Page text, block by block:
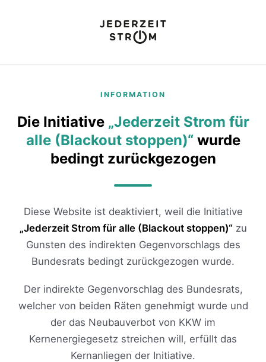
INFORMATION
Die Initiative „Jederzeit Strom für
alle (Blackout stoppen)“wurde
bedingt zurückgezogen
Diese Website ist deaktiviert, weil die Initiative
„Jederzeit Strom für alle (Blackout stoppen)“zu
Gunsten des indirekten Gegenvorschlags des
Bundesrats bedingt zurückgezogen wurde.
Der indirekte Gegenvorschlag des Bundesrats,
welcher von beiden Räten genehmigt wurde und
der das Neubauverbot von KKW im
Kernenergiegesetz streichen will, erfüllt das
Kernanliegen der Initiative.